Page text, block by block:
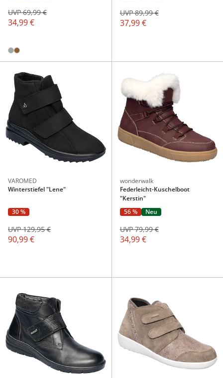
34,99 €
UVP 69,99 €
37,99 €
UVP 89,99 €
VAROMED
Winterstiefel "Lene"
30 %
90,99 €
UVP 129,95 €
wonderwalk
Federleicht-Kuschelboot
"Kerstin"
56 %
Neu
34,99 €
UVP 79,99 €